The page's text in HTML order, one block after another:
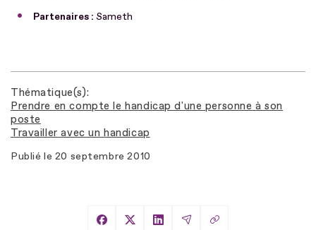
Partenaires : Sameth
Thématique(s)
Prendre en compte le handicap d'une personne à son
poste
Travailler avec un handicap
Publié le 20 septembre 2010
Copier le lien